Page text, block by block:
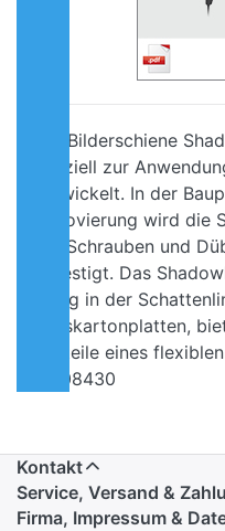
Die Bilderschiene
speziell zur
entwickelt. In der
Renovierung wird die
mit Schrauben und
befestigt. Das
völlig in der
Gipskartonplatten,
Vorteile eines
05.08430
Kontakt
Service, Versand &
Firma, Impressum &